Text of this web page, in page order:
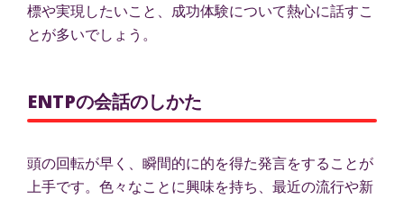
標や実現したいこと、成功体験について熱心に話すこ
とが多いでしょう。
ENTPの会話のしかた
頭の回転が早く、瞬間的に的を得た発言をすることが
上手です。色々なことに興味を持ち、最近の流行や新